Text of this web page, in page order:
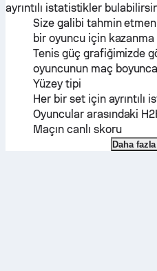
ayrıntılı istatistikler
Size galibi tahmin
bir oyuncu için kazanma
Tenis güç grafiğimizde
oyuncunun maç
Yüzey tipi
Her bir set için ayrıntılı
Oyuncular arasındaki
Maçın canlı skoru
Daha